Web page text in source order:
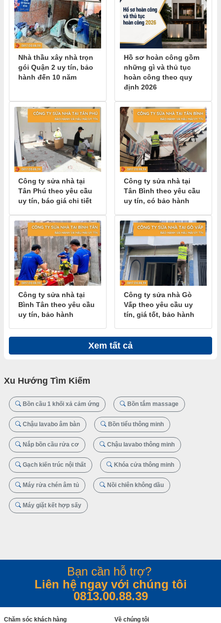
Nhà thầu xây nhà trọn
gói Quận 2 uy tín, bảo
hành đến 10 năm
Hồ sơ hoàn công gồm
những gì và thủ tục
hoàn công theo quy
định 2026
Công ty sửa nhà tại
Tân Phú theo yêu cầu
uy tín, báo giá chi tiết
Công ty sửa nhà tại
Tân Bình theo yêu cầu
uy tín, có bảo hành
Công ty sửa nhà tại
Bình Tân theo yêu cầu
uy tín, bảo hành
Công ty sửa nhà Gò
Vấp theo yêu cầu uy
tín, giá tốt, bảo hành
Xem tất cả
Xu Hướng Tìm Kiếm
Bồn cầu 1 khối xả cảm ứng Bồn tắm massage
Chậu lavabo âm bàn Bồn tiểu thông minh
Nắp bồn cầu rửa cơ Chậu lavabo thông minh
Gạch kiến trúc nội thất Khóa cửa thông minh
Máy rửa chén âm tủ Nồi chiên không dầu
Máy giặt kết hợp sấy
Bạn cần hỗ trợ?
Liên hệ ngay với chúng tôi
0813.00.88.39
Chăm sóc khách hàng Về chúng tôi